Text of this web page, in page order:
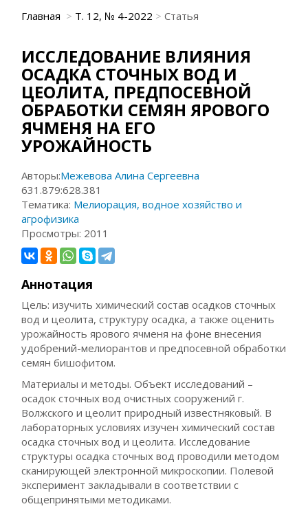
Главная Т. 12, № 4-2022 Статья
ИССЛЕДОВАНИЕ ВЛИЯНИЯ
ОСАДКА СТОЧНЫХ ВОД И
ЦЕОЛИТА, ПРЕДПОСЕВНОЙ
ОБРАБОТКИ СЕМЯН ЯРОВОГО
ЯЧМЕНЯ НА ЕГО
УРОЖАЙНОСТЬ
Авторы:Межевова Алина Сергеевна
631.879:628.381
Тематика: Мелиорация, водное хозяйство и
агрофизика
Просмотры: 2011
Аннотация
Цель: изучить химический состав осадков сточных
вод и цеолита, структуру осадка, а также оценить
урожайность ярового ячменя на фоне внесения
удобрений-мелиорантов и предпосевной обработки
семян бишофитом.
Материалы и методы. Объект исследований –
осадок сточных вод очистных сооружений г.
Волжского и цеолит природный известняковый. В
лабораторных условиях изучен химический состав
осадка сточных вод и цеолита. Исследование
структуры осадка сточных вод проводили методом
сканирующей электронной микроскопии. Полевой
эксперимент закладывали в соответствии с
общепринятыми методиками.